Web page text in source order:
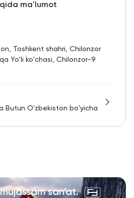
ma'lumot
Toshkent shahri, Chilonzor
Yo'li ko'chasi, Chilonzor-9
Butun O'zbekiston bo'yicha
san’at.